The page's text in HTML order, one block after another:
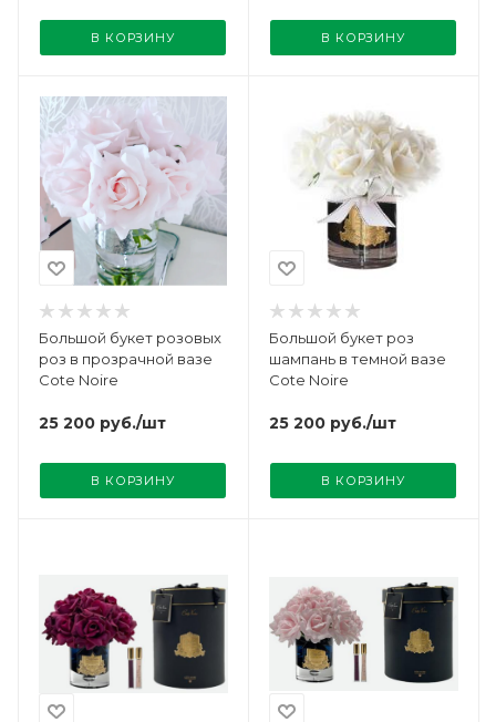
В КОРЗИНУ В КОРЗИНУ
Большой букет розовых
роз в прозрачной вазе
Cote Noire
25 200 руб./шт
В КОРЗИНУ
Большой букет роз
шампань в темной вазе
Cote Noire
25 200 руб./шт
В КОРЗИНУ